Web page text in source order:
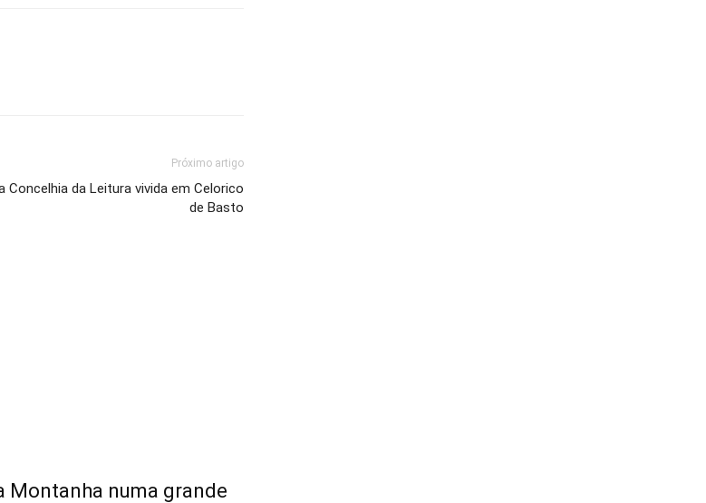
Próximo artigo
Concelhia da Leitura vivida em Celorico
de Basto
Montanha numa grande